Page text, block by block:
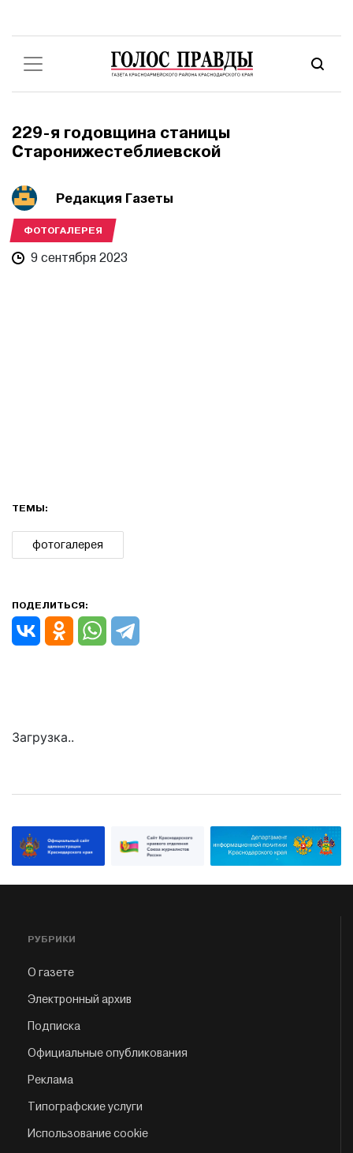
229-я годовщина станицы
Старонижестеблиевской
Редакция Газеты
ФОТОГАЛЕРЕЯ
9 сентября 2023
ТЕМЫ:
фотогалерея
ПОДЕЛИТЬСЯ:
Загрузка..
РУБРИКИ
О газете
Электронный архив
Подписка
Официальные опубликования
Реклама
Типографские услуги
Использование cookie